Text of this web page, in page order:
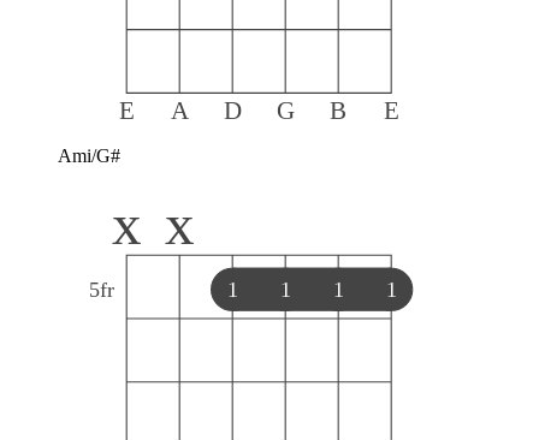
E A D G B E
Ami/G#
5fr 1 1 1 1
x x